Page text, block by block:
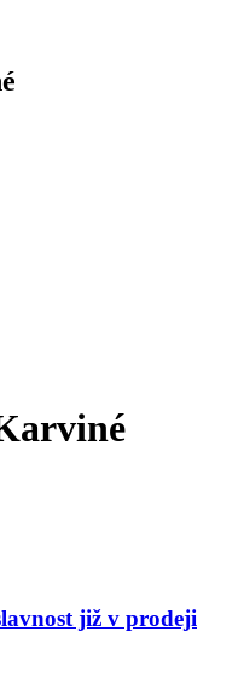
již v prodeji